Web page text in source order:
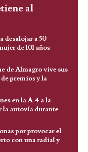
al
desalojar a 50
de 101 años
de Almagro vive sus
premios y la
en la A-4 a la
la autovía durante
por provocar el
con una radial y